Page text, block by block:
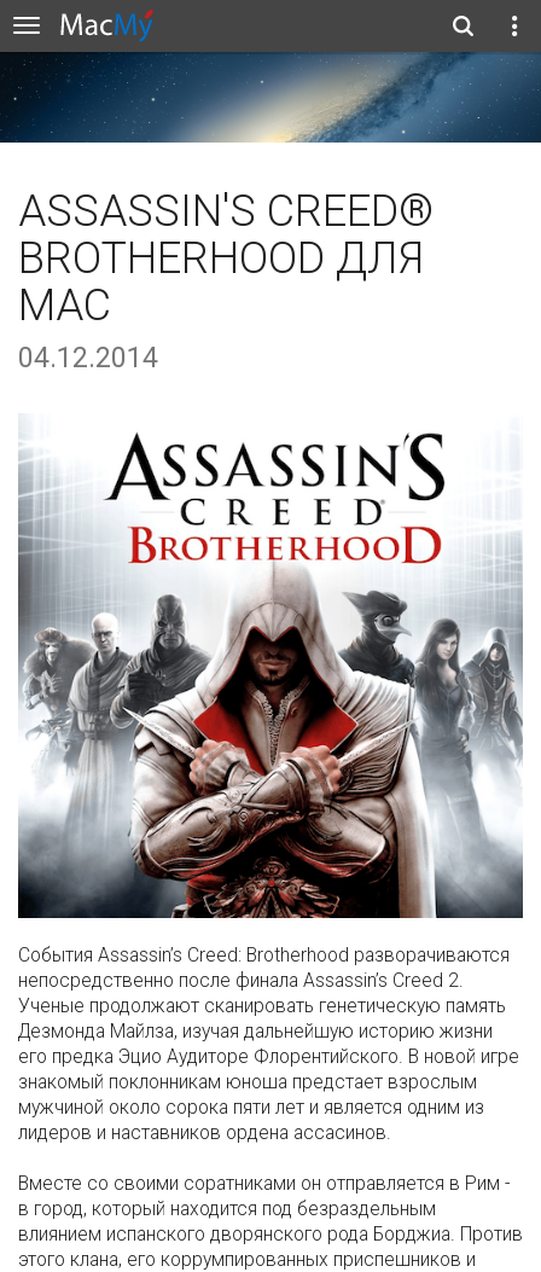
ASSASSIN'S CREED®
BROTHERHOOD ДЛЯ
MAC
04.12.2014
События Assassin’s Creed: Brotherhood разворачиваются
непосредственно после финала Assassin’s Creed 2.
Ученые продолжают сканировать генетическую память
Дезмонда Майлза, изучая дальнейшую историю жизни
его предка Эцио Аудиторе Флорентийского. В новой игре
знакомый поклонникам юноша предстает взрослым
мужчиной около сорока пяти лет и является одним из
лидеров и наставников ордена ассасинов.
Вместе со своими соратниками он отправляется в Рим -
в город, который находится под безраздельным
влиянием испанского дворянского рода Борджиа. Против
этого клана, его коррумпированных приспешников и